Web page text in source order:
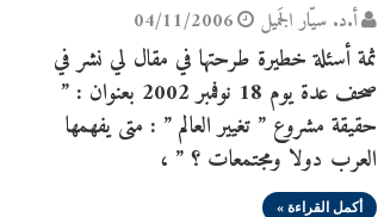
أ.د. سيّار الجَميل 04/11/2006
ثمة أسئلة خطيرة طرحتها في مقال لي نشر في
صحف عدة يوم 18 نوفمبر 2002 بعنوان : ”
حقيقة مشروع ” تغيير العالم ” : متى يفهمها
العرب دولا ومجتمعات ؟ ” ،
أكمل القراءة »